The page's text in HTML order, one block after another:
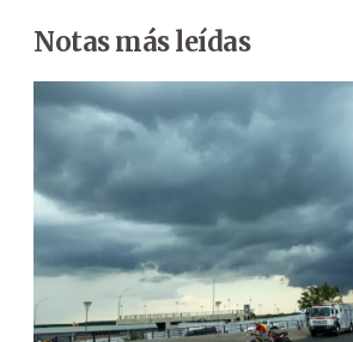
Notas más leídas